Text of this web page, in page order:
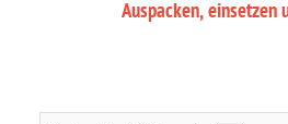
Auspacken, einsetzen und